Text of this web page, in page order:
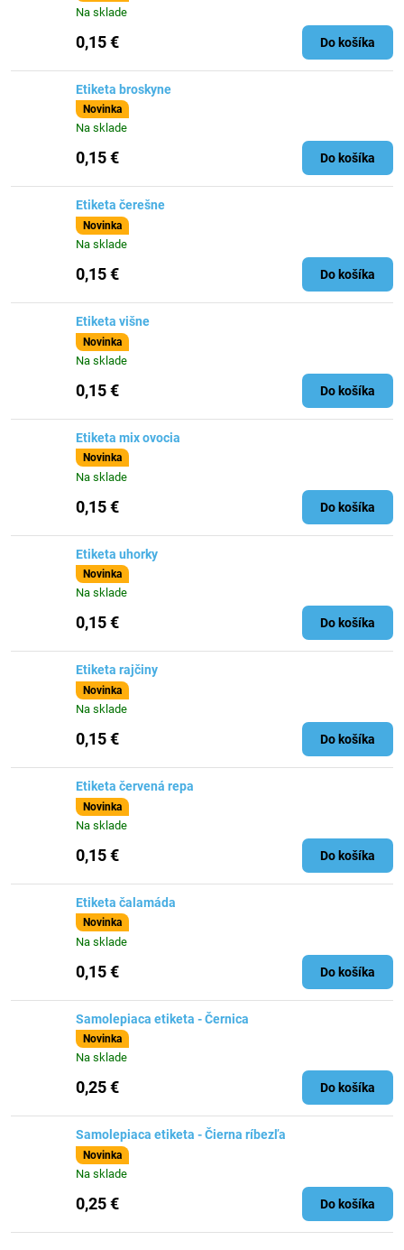
Na sklade
0,15 € Do košíka
Etiketa broskyne
Novinka
Na sklade
0,15 € Do košíka
Etiketa čerešne
Novinka
Na sklade
0,15 € Do košíka
Etiketa višne
Novinka
Na sklade
0,15 € Do košíka
Etiketa mix ovocia
Novinka
Na sklade
0,15 € Do košíka
Etiketa uhorky
Novinka
Na sklade
0,15 € Do košíka
Etiketa rajčiny
Novinka
Na sklade
0,15 € Do košíka
Etiketa červená repa
Novinka
Na sklade
0,15 € Do košíka
Etiketa čalamáda
Novinka
Na sklade
0,15 € Do košíka
Samolepiaca etiketa - Černica
Novinka
Na sklade
0,25 € Do košíka
Samolepiaca etiketa - Čierna ríbezľa
Novinka
Na sklade
0,25 € Do košíka